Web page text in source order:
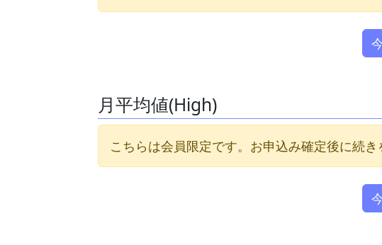
月平均値(High)
こちらは会員限定です。お申込み確定後に続き